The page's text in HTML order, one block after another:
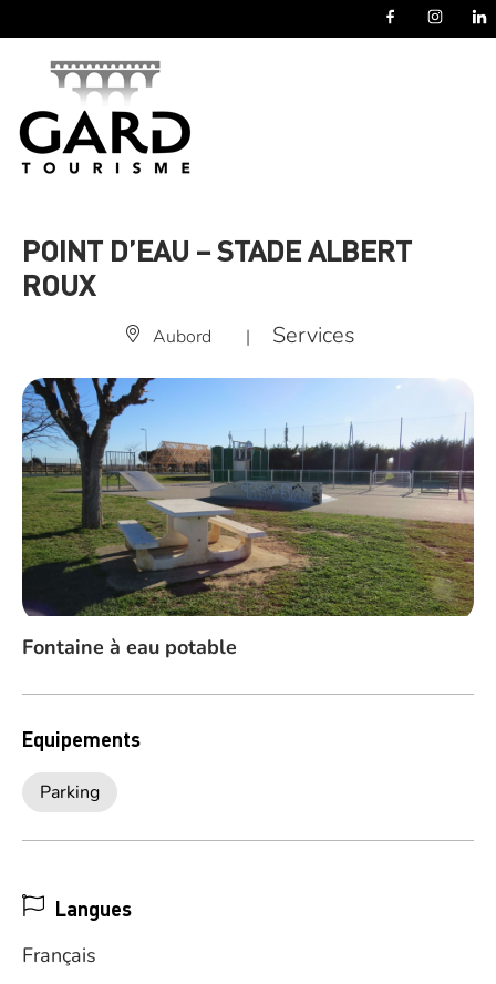
POINT D’EAU – STADE ALBERT
ROUX
Aubord | Services
Fontaine à eau potable
Equipements
Parking
Langues
Français